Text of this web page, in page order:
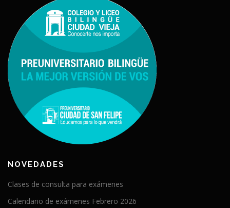
NOVEDADES
Clases de consulta para exámenes
Calendario de exámenes Febrero 2026